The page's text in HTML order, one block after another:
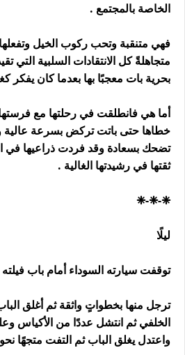
الخاصة بالمجتمع .
فهي متنقبة وتحب ركوب الخيل
متجاهلةً كل الانتقادات السلبية التي
بحرية بات معجبًا بها بعدما كان يفكر
أما هي فانطلقت في رحلتها مع
خطاها حتى باتت تركض بسرعة
تضحك بسعادة وقد فردت ذراعيها في
ثقتها في رشيدتها الغالية .
❈-❈-❈
ليلًا
توقفت سيارته السوداء أمام باب
ترجل منها بخطواتٍ واثقة ثم أغلق
الخلفي ثم انتشل عددًا من الأكياس
واعتدل يغلق الباب ثم التفت متجهًا